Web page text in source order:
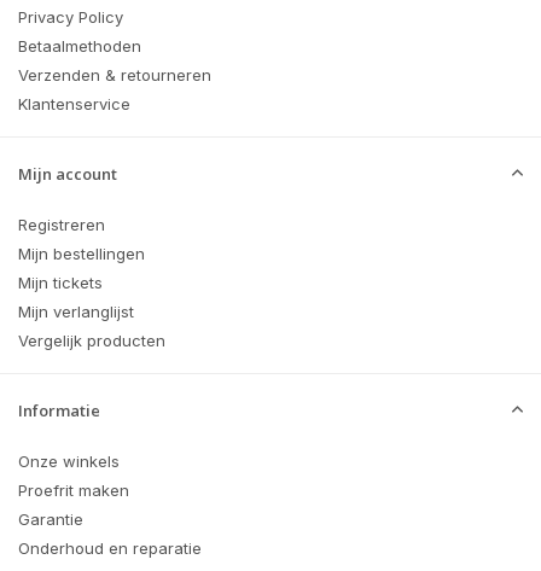
Privacy Policy
Betaalmethoden
Verzenden & retourneren
Klantenservice
Mijn account
Registreren
Mijn bestellingen
Mijn tickets
Mijn verlanglijst
Vergelijk producten
Informatie
Onze winkels
Proefrit maken
Garantie
Onderhoud en reparatie